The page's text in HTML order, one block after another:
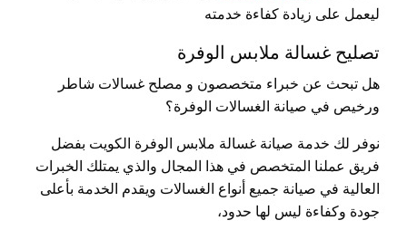
ليعمل على زيادة كفاءة خدمته
تصليح غسالة ملابس الوفرة
هل تبحث عن خبراء متخصصون و مصلح غسالات شاطر
ورخيص في صيانة الغسالات الوفرة؟
نوفر لك خدمة صيانة غسالة ملابس الوفرة الكويت بفضل
فريق عملنا المتخصص في هذا المجال والذي يمتلك الخبرات
العالية في صيانة جميع أنواع الغسالات ويقدم الخدمة بأعلى
جودة وكفاءة ليس لها حدود،